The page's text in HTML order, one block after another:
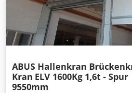
ABUS Hallenkran
Kran ELV 1600Kg 1,6t - Spur
9550mm